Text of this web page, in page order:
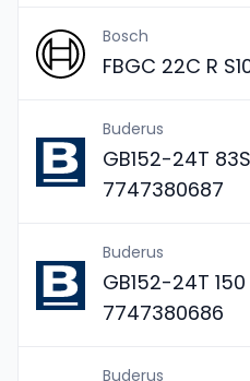
Bosch
FBGC 22C R
Buderus
GB152-24T
7747380687
Buderus
GB152-24T 150
7747380686
Buderus